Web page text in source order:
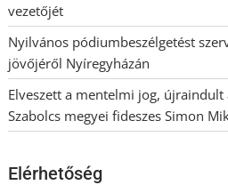
vezetőjét
Nyilvános pódiumbeszélgetést
jövőjéről Nyíregyházán
Elveszett a mentelmi jog,
Szabolcs megyei fideszes Simon
Elérhetőség